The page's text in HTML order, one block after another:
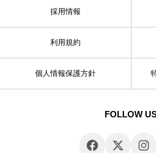
採用情報
利用規約
個人情報保護方針
FOLLOW